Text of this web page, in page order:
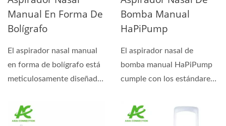
Manual En Forma De
Bolígrafo
El aspirador nasal manual
en forma de bolígrafo está
meticulosamente diseñado
Bomba Manual
HaPiPump
El aspirador nasal de
bomba manual HaPiPump
cumple con los estándares
marcado...